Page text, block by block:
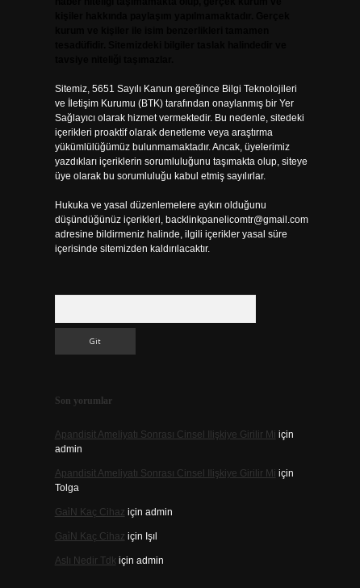
Sitemiz, 5651 Sayılı Kanun gereğince Bilgi Teknolojileri
ve İletişim Kurumu (BTK) tarafından onaylanmış bir Yer
Sağlayıcı olarak hizmet vermektedir. Bu nedenle, sitedeki
içerikleri proaktif olarak denetleme veya araştırma
yükümlülüğümüz bulunmamaktadır. Ancak, üyelerimiz
yazdıkları içeriklerin sorumluluğunu taşımakta olup, siteye
üye olarak bu sorumluluğu kabul etmiş sayılırlar.
Hukuka ve yasal düzenlemelere aykırı olduğunu
düşündüğünüz içerikleri, backlinkpanelicomtr@gmail.com
adresine bildirmeniz halinde, ilgili içerikler yasal süre
içerisinde sitemizden kaldırılacaktır.
Son yorumlar
Apandisit Ameliyatı Sonrası Cinsel Ilişkiye Girilir Mi için
admin
Apandisit Ameliyatı Sonrası Cinsel Ilişkiye Girilir Mi için
Tolga
Gai̇N Kaç Cihaz için admin
Gai̇N Kaç Cihaz için Işıl
Aslı Nedir Tdk için admin